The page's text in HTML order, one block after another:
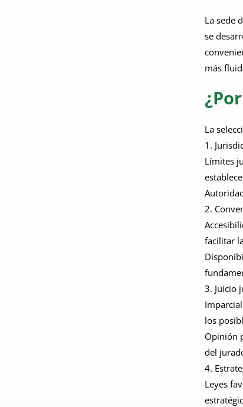
La sede
se
más
La
1.
Límites
2.
facilitar
3. Juicio
los
Opinión
del
4.
Leyes